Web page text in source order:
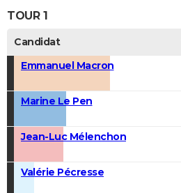
TOUR 1
Candidat
Emmanuel Macron
Marine Le Pen
Jean-Luc Mélenchon
Valérie Pécresse